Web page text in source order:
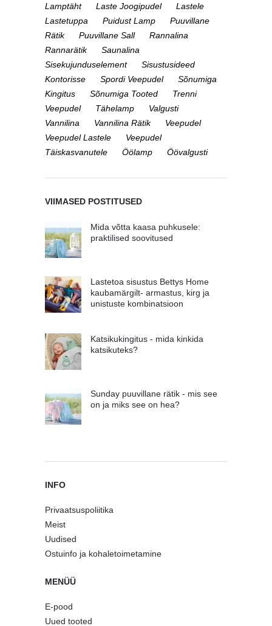
Lamptäht
Laste Joogipudel
Lastele
Lastetuppa
Puidust Lamp
Puuvillane
Rätik
Puuvillane Sall
Rannalina
Rannarätik
Saunalina
Sisekujunduselement
Sisustusideed
Kontorisse
Spordi Veepudel
Sõnumiga
Kingitus
Sõnumiga Tooted
Trenni
Veepudel
Tähelamp
Valgusti
Vannilina
Vannilina Rätik
Veepudel
Veepudel Lastele
Veepudel
Täiskasvanutele
Öölamp Öövalgusti
VIIMASED POSTITUSED
Mida võtta kaasa puhkusele:
praktilised soovitused
Lastetoa sisustus Bettys Home
kaubamärgilt- armastus, kirg ja
unistuste kombinatsioon
Katsikukingitus - mida kinkida
katsikuteks?
Sunday puuvillane rätik - mis see
on ja miks see on hea?
INFO
Privaatsuspoliitika
Meist
Uudised
Ostuinfo ja kohaletoimetamine
MENÜÜ
E-pood
Uued tooted